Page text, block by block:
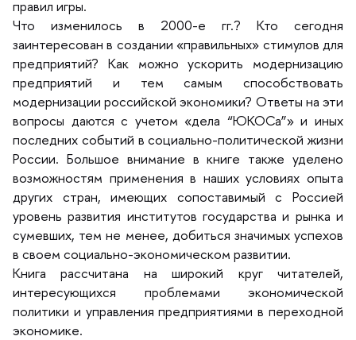
правил игры.
Что изменилось в 2000-е гг.? Кто сегодня
заинтересован в создании «правильных» стимулов для
предприятий? Как можно ускорить модернизацию
предприятий и тем самым способствовать
модернизации российской экономики? Ответы на эти
опросы даются с учетом «дела “ЮКОСа”» и иных
последних событий в социально-политической жизни
России. Большое внимание в книге также уделено
озможностям применения в наших условиях опыта
других стран, имеющих сопоставимый с Россией
уровень развития институтов государства и рынка и
сумевших, тем не менее, добиться значимых успехо
своем социально-экономическом развитии.
Книга рассчитана на широкий круг читателей,
интересующихся проблемами экономической
политики и управления предприятиями в переходной
экономике.